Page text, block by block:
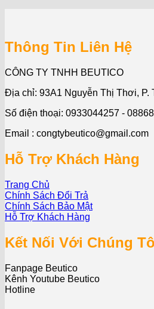
Thông Tin Liên Hệ
CÔNG TY TNHH BEUTICO
Địa chỉ: 93A1 Nguyễn Thị Thơi, P.
Số điện thoại: 0933044257 -
Email : congtybeutico@gmail.com
Hỗ Trợ Khách Hàng
Trang Chủ
Chính Sách Đổi Trả
Chính Sách Bảo Mật
Hỗ Trợ Khách Hàng
Kết Nối Với Chúng
Fanpage Beutico
Kênh Youtube Beutico
Hotline